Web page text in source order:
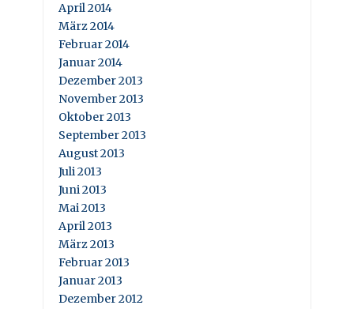
April 2014
März 2014
Februar 2014
Januar 2014
Dezember 2013
November 2013
Oktober 2013
September 2013
August 2013
Juli 2013
Juni 2013
Mai 2013
April 2013
März 2013
Februar 2013
Januar 2013
Dezember 2012